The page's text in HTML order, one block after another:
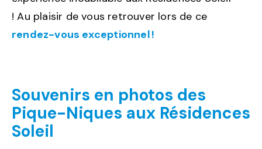
! Au plaisir de vous retrouver lors de ce
rendez-vous exceptionnel !
Souvenirs en photos des
Pique-Niques aux Résidences
Soleil